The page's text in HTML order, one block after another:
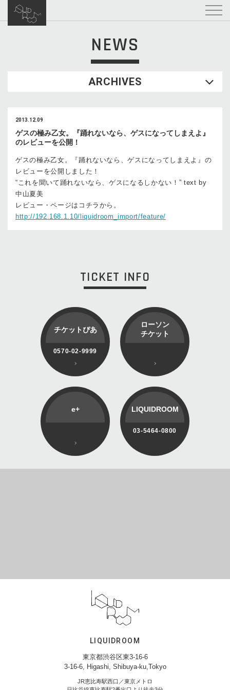
NEWS
ARCHIVES
2013.12.09
ゲスの極み乙女。『踊れないなら、ゲスになってしまえよ』
のレビューを公開！
ゲスの極み乙女。『踊れないなら、ゲスになってしまえよ』の
レビューを公開しました！
“これを聞いて踊れないなら、ゲスになるしかない！” text by
中山夏美
レビュー・ページはコチラから。
http://192.168.1.10/liquidroom_import/feature/
TICKET INFO
チケットぴあ
0570-02-9999
ローソン
チケット
e+ LIQUIDROOM
03-5464-0800
LIQUIDROOM
東京都渋谷区東3-16-6
3-16-6, Higashi, Shibuya-ku,Tokyo
JR恵比寿駅西口／東京メトロ